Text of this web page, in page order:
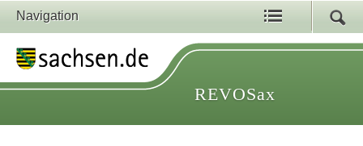
Navigation
REVOSax